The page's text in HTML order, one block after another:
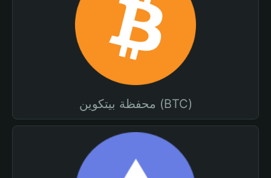
محفظة بيتكوين (BTC)